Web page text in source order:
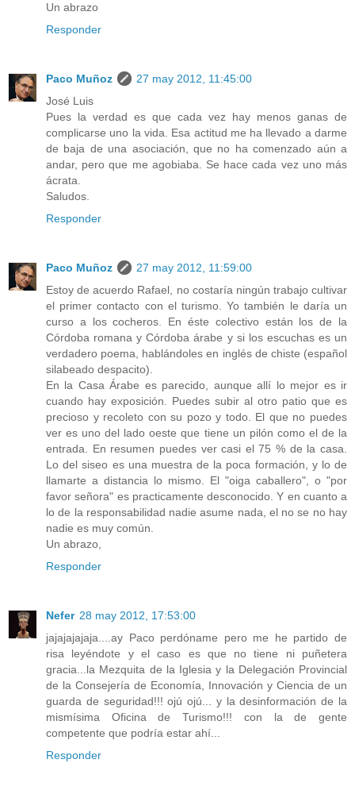
Un abrazo
Responder
Paco Muñoz
27 may 2012, 11:45:00
José Luis
Pues la verdad es que cada vez hay menos ganas de
complicarse uno la vida. Esa actitud me ha llevado a darme
de baja de una asociación, que no ha comenzado aún a
andar, pero que me agobiaba. Se hace cada vez uno más
ácrata.
Saludos.
Responder
Paco Muñoz
27 may 2012, 11:59:00
Estoy de acuerdo Rafael, no costaría ningún trabajo cultivar
el primer contacto con el turismo. Yo también le daría un
curso a los cocheros. En éste colectivo están los de la
Córdoba romana y Córdoba árabe y si los escuchas es un
verdadero poema, hablándoles en inglés de chiste (español
silabeado despacito).
En la Casa Árabe es parecido, aunque allí lo mejor es ir
cuando hay exposición. Puedes subir al otro patio que es
precioso y recoleto con su pozo y todo. El que no puedes
ver es uno del lado oeste que tiene un pilón como el de la
entrada. En resumen puedes ver casi el 75 % de la casa.
Lo del siseo es una muestra de la poca formación, y lo de
llamarte a distancia lo mismo. El "oiga caballero", o "por
favor señora" es practicamente desconocido. Y en cuanto a
lo de la responsabilidad nadie asume nada, el no se no hay
nadie es muy común.
Un abrazo,
Responder
Nefer 28 may 2012, 17:53:00
jajajajajaja....ay Paco perdóname pero me he partido de
risa leyéndote y el caso es que no tiene ni puñetera
gracia...la Mezquita de la Iglesia y la Delegación Provincial
de la Consejería de Economía, Innovación y Ciencia de un
guarda de seguridad!!! ojú ojú... y la desinformación de la
mismísima Oficina de Turismo!!! con la de gente
competente que podría estar ahí...
Responder